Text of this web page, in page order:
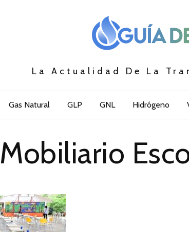
La Actualidad De La
Gas Natural GLP GNL Hidrógeno
Mobiliario